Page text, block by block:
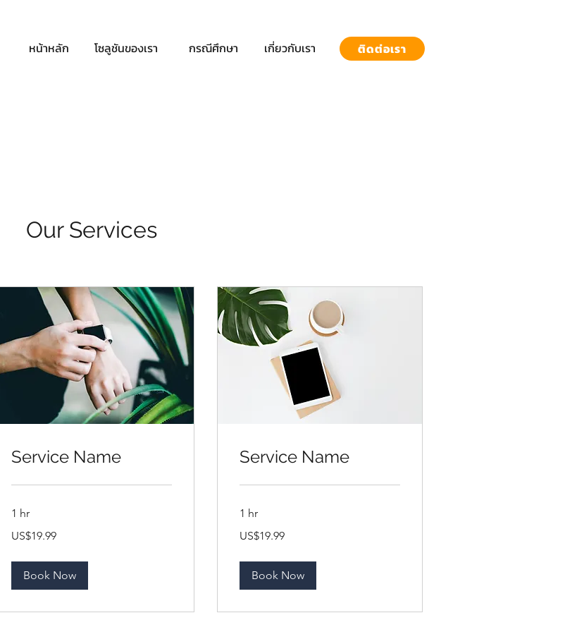
หน้าหลัก โซลูชันของเรา กรณีศึกษา เกี่ยวกับเรา ติดต่อเรา
Our Services
Service Name
1 hr
ดอลลาร์
US$19.99
Book Now
Service Name
1 hr
ดอลลาร์
US$19.99
Book Now